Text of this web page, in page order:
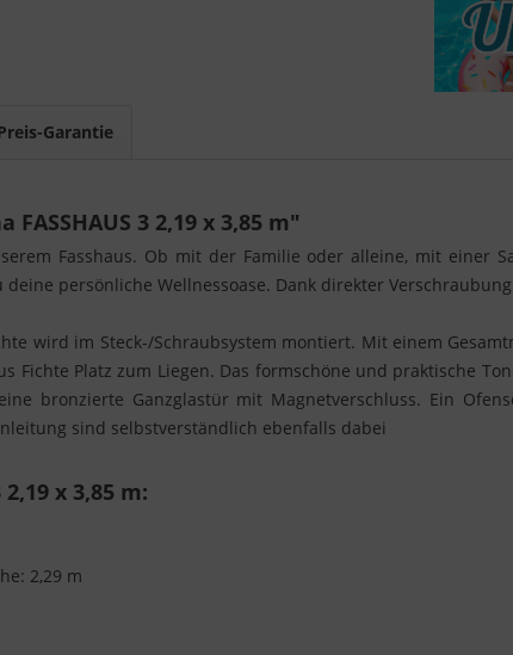
Garantie
3 2,19 x 3,85 m"
Fasshaus. Ob mit der Familie oder alleine, mit einer
persönliche Wellnessoase. Dank direkter
wird im Steck-/Schraubsystem montiert. Mit einem
Fichte Platz zum Liegen. Das formschöne und praktische
bronzierte Ganzglastür mit Magnetverschluss. Ein
sind selbstverständlich ebenfalls dabei
x 3,85 m:
2,29 m